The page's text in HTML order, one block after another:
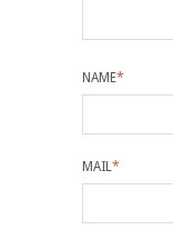
NAME*
MAIL *